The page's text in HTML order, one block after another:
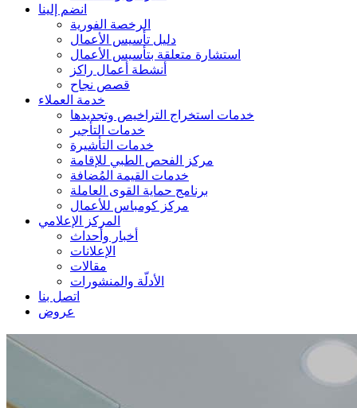
انضم إلينا
الرخصة الفورية
دليل تأسيس الأعمال
استشارة متعلقة بتأسيس الأعمال
أنشطة أعمال راكز
قصص نجاح
خدمة العملاء
خدمات استخراج التراخيص وتجديدها
خدمات التأجير
خدمات التأشيرة
مركز الفحص الطبي للإقامة
خدمات القيمة المُضافة
برنامج حماية القوى العاملة
مركز كومباس للأعمال
المركز الإعلامي
أخبار وأحداث
الإعلانات
مقالات
الأدلّة والمنشورات
اتصل بنا
عروض